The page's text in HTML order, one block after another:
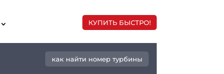
КУПИТЬ БЫСТРО!
как найти номер турбины